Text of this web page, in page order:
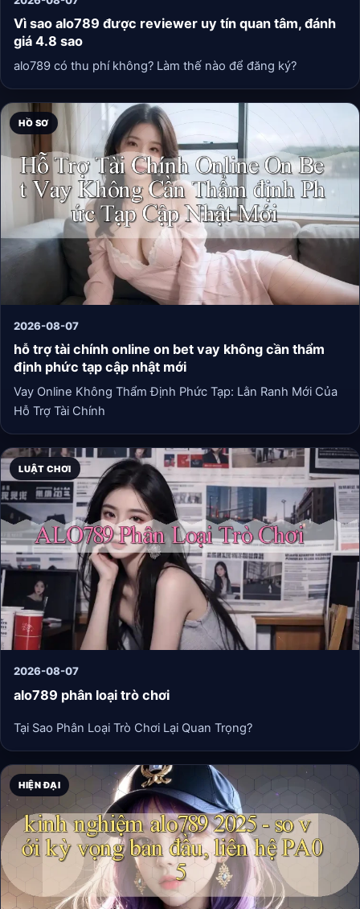
Vì sao alo789 được reviewer uy tín quan tâm, đánh
giá 4.8 sao
alo789 có thu phí không? Làm thế nào để đăng ký?
HỒ SƠ
2026-08-07
hỗ trợ tài chính online on bet vay không cần thẩm
định phức tạp cập nhật mới
Vay Online Không Thẩm Định Phức Tạp: Lằn Ranh Mới Của
Hỗ Trợ Tài Chính
LUẬT CHƠI
2026-08-07
alo789 phân loại trò chơi
Tại Sao Phân Loại Trò Chơi Lại Quan Trọng?
HIỆN ĐẠI